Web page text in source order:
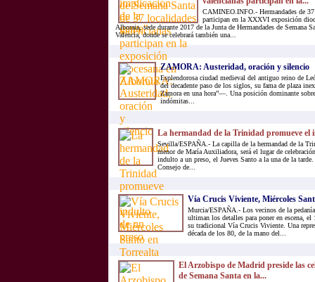
CAMINEO.INFO.- Hermandades de 37
participan en la XXXVI exposición
Alboraia, sede durante 2017 de la Junta de Hermandades de Semana
Valencia, donde se celebrará también una...
ZAMORA: Austeridad, oración y silencio
Esplendorosa ciudad medieval del antiguo reino de
del decadente paso de los siglos, su fama de plaza
Zamora en una hora”—. Una posición dominante
indómitas...
La hermandad de la Trinidad promueve el
Sevilla/ESPAÑA.- La capilla de la hermandad de la
menor de María Auxiliadora, será el lugar de
indulto a un preso, el Jueves Santo a la una de la
Consejo de...
Vía Crucis Viviente, Miércoles
Murcia/ESPAÑA.- Los vecinos de la
ultiman los detalles para poner en escena,
su tradicional Vía Crucis Viviente. Una
década de los 80, de la mano del...
El Arzobispo de Madrid preside las
de Semana Santa en la...